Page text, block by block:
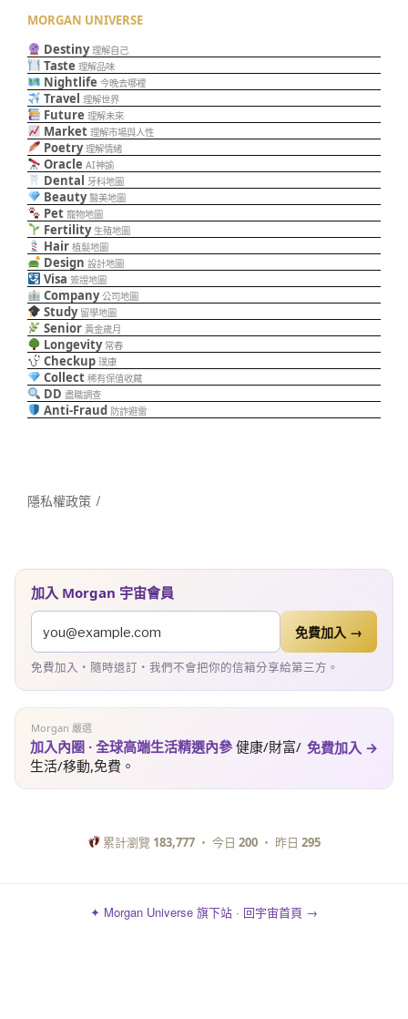
MORGAN UNIVERSE
Destiny 理解自己
Taste 理解品味
Nightlife 今晚去哪裡
Travel 理解世界
Future 理解未來
Market 理解市場與人性
Poetry 理解情緒
Oracle AI神諭
Dental 牙科地圖
Beauty 醫美地圖
Pet 寵物地圖
Fertility 生殖地圖
Hair 植髮地圖
Design 設計地圖
Visa 簽證地圖
Company 公司地圖
Study 留學地圖
Senior 黃金歲月
Longevity 常春
Checkup 璞康
Collect 稀有保值收藏
DD 盡職調查
Anti-Fraud 防詐避雷
隱私權政策
加入 Morgan 宇宙會員
免費加入 →
免費加入・隨時退訂・我們不會把你的信箱分享給第三方。
Morgan 嚴選
加入內圈 · 全球高端生活精選內參健康/財富/
生活/移動,免費。
免費加入 →
累計瀏覽 183,777 ・ 今日200 ・ 昨日295
✦ Morgan Universe 旗下站 · 回宇宙首頁 →